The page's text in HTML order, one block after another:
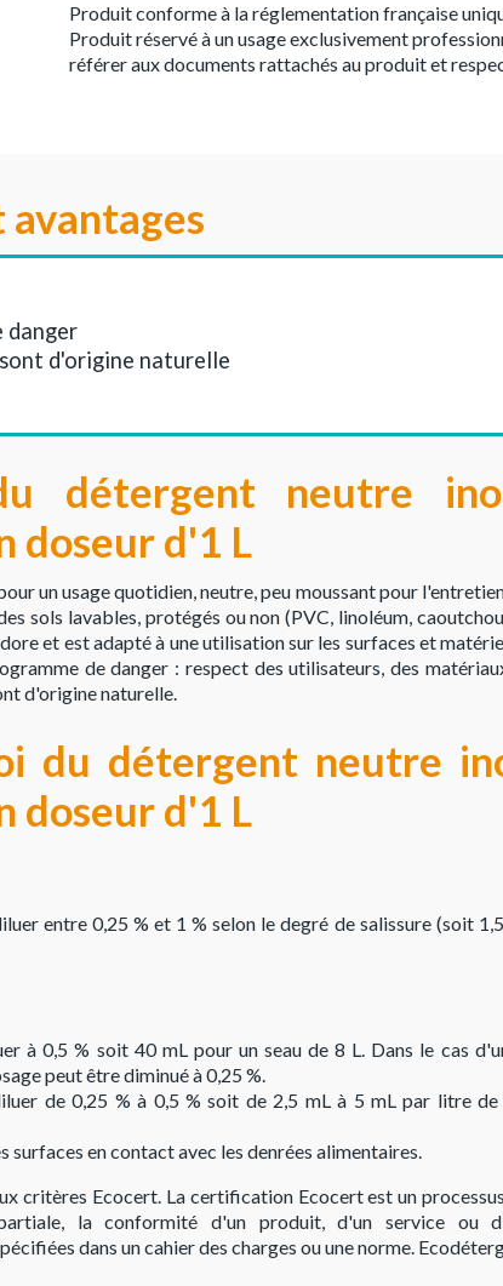
Produit conforme à la réglementation française
Produit réservé à un usage exclusivement
référer aux documents rattachés au produit et
danger
d'origine naturelle
détergent neutre
doseur d'1 L
un usage quotidien, neutre, peu moussant pour
sols lavables, protégés ou non (PVC, linoléum,
et est adapté à une utilisation sur les surfaces et
de danger : respect des utilisateurs, des
d'origine naturelle.
du détergent neutre
doseur d'1 L
entre 0,25 % et 1 % selon le degré de salissure (soit
à 0,5 % soit 40 mL pour un seau de 8 L. Dans le cas
peut être diminué à 0,25 %.
de 0,25 % à 0,5 % soit de 2,5 mL à 5 mL par litre
surfaces en contact avec les denrées alimentaires.
critères Ecocert. La certification Ecocert est un
la conformité d'un produit, d'un service ou
dans un cahier des charges ou une norme.